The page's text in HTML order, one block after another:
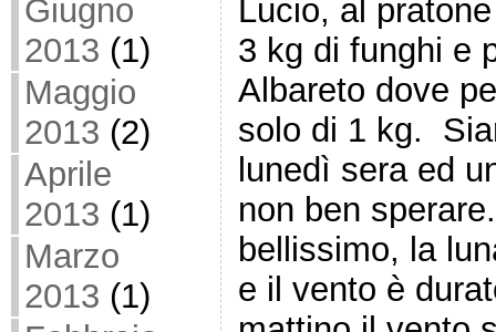
Giugno
2013 (1)
Maggio
2013 (2)
Aprile
2013 (1)
Marzo
2013 (1)
Lucio, al
3 kg di funghi e
Albareto dove
solo di 1 kg.
lunedì sera ed
non ben
bellissimo, la
e il vento è